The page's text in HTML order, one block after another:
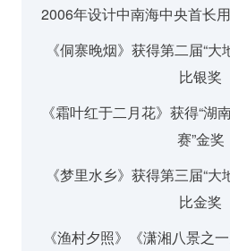
2006年设计中南海中央首长
《侗寨晚烟》获得第二届“
比银奖
《霜叶红于二月花》获得“湖
赛”金奖
《梦里水乡》获得第三届“
比金奖
《渔村夕照》《潇湘八景之